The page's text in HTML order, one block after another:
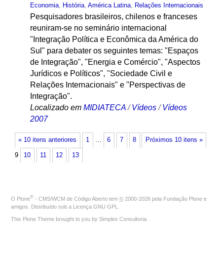
Economia, História, América Latina, Relações Internacionais
Pesquisadores brasileiros, chilenos e franceses
reuniram-se no seminário internacional
"Integração Política e Econômica da América do
Sul" para debater os seguintes temas: "Espaços
de Integração", "Energia e Comércio", "Aspectos
Jurídicos e Políticos", "Sociedade Civil e
Relações Internacionais" e "Perspectivas de
Integração".
Localizado em MIDIATECA /Vídeos /Vídeos
2007
« 10 itens anteriores Próximos 10 itens »
1 … 6 7 8
9 10 11 12 13
O Plone® - CMS/WCM de Código Aberto tem © 2000-2026 pela Fundação Plone e
amigos. Distribuído sob a Licença GNU GPL
This Plone Theme brought to you by Simples Consultoria